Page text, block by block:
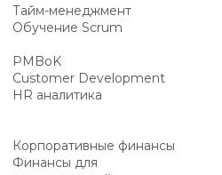
Тайм-менеджмент
Обучение Scrum
PMBoK
Customer Development
HR аналитика
Корпоративные финансы
Финансы для